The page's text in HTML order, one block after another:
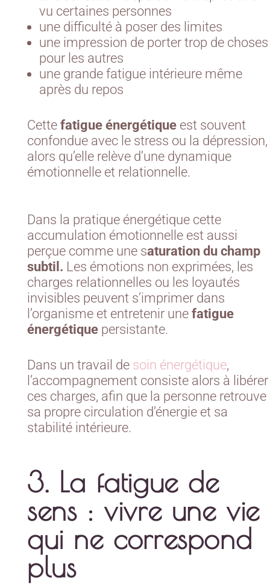
vu certaines personnes
une difficulté à poser des limites
une impression de porter trop de choses
pour les autres
une grande fatigue intérieure même
après du repos
Cette fatigue énergétique est souvent
confondue avec le stress ou la dépression,
alors qu’elle relève d’une dynamique
émotionnelle et relationnelle.
Dans la pratique énergétique cette
accumulation émotionnelle est aussi
perçue comme une saturation du champ
subtil. Les émotions non exprimées, les
charges relationnelles ou les loyautés
invisibles peuvent s’imprimer dans
l’organisme et entretenir une fatigue
énergétique persistante.
Dans un travail de soin énergétique,
l’accompagnement consiste alors à libérer
ces charges, afin que la personne retrouve
sa propre circulation d’énergie et sa
stabilité intérieure.
3. La fatigue de
sens : vivre une vie
qui ne correspond
plus